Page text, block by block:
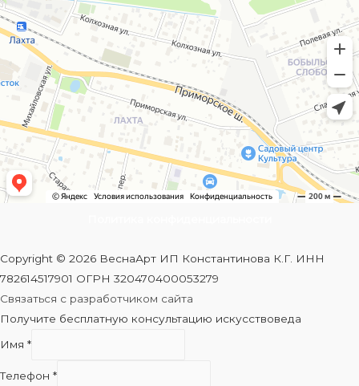
Copyright © 2026 ВеснаАрт ИП Константинова К.Г. ИНН
782614517901 ОГРН 320470400053279
Связаться с разработчиком сайта
Получите бесплатную консультацию искусствоведа
Имя *
Телефон *